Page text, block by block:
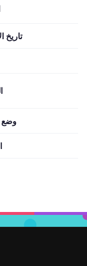
تاريخ
وضع